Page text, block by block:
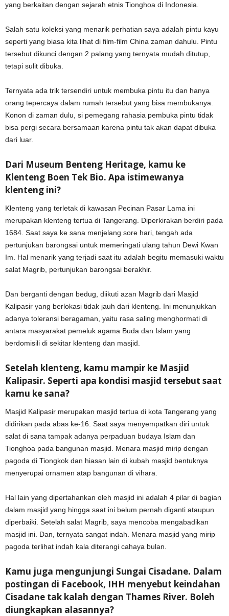
yang berkaitan dengan sejarah etnis Tionghoa di Indonesia.
Salah satu koleksi yang menarik perhatian saya adalah pintu kayu
seperti yang biasa kita lihat di film-film China zaman dahulu. Pintu
tersebut dikunci dengan 2 palang yang ternyata mudah ditutup,
tetapi sulit dibuka.
Ternyata ada trik tersendiri untuk membuka pintu itu dan hanya
orang tepercaya dalam rumah tersebut yang bisa membukanya.
Konon di zaman dulu, si pemegang rahasia pembuka pintu tidak
bisa pergi secara bersamaan karena pintu tak akan dapat dibuka
dari luar.
Dari Museum Benteng Heritage, kamu ke
Klenteng Boen Tek Bio. Apa istimewanya
klenteng ini?
Klenteng yang terletak di kawasan Pecinan Pasar Lama ini
merupakan klenteng tertua di Tangerang. Diperkirakan berdiri pada
1684. Saat saya ke sana menjelang sore hari, tengah ada
pertunjukan barongsai untuk memeringati ulang tahun Dewi Kwan
Im. Hal menarik yang terjadi saat itu adalah begitu memasuki waktu
salat Magrib, pertunjukan barongsai berakhir.
Dan berganti dengan bedug, diikuti azan Magrib dari Masjid
Kalipasir yang berlokasi tidak jauh dari klenteng. Ini menunjukkan
adanya toleransi beragaman, yaitu rasa saling menghormati di
antara masyarakat pemeluk agama Buda dan Islam yang
berdomisili di sekitar klenteng dan masjid.
Setelah klenteng, kamu mampir ke Masjid
Kalipasir. Seperti apa kondisi masjid tersebut saat
kamu ke sana?
Masjid Kalipasir merupakan masjid tertua di kota Tangerang yang
didirikan pada abas ke-16. Saat saya menyempatkan diri untuk
salat di sana tampak adanya perpaduan budaya Islam dan
Tionghoa pada bangunan masjid. Menara masjid mirip dengan
pagoda di Tiongkok dan hiasan lain di kubah masjid bentuknya
menyerupai ornamen atap bangunan di vihara.
Hal lain yang dipertahankan oleh masjid ini adalah 4 pilar di bagian
dalam masjid yang hingga saat ini belum pernah diganti ataupun
diperbaiki. Setelah salat Magrib, saya mencoba mengabadikan
masjid ini. Dan, ternyata sangat indah. Menara masjid yang mirip
pagoda terlihat indah kala diterangi cahaya bulan.
Kamu juga mengunjungi Sungai Cisadane. Dalam
postingan di Facebook, IHH menyebut keindahan
Cisadane tak kalah dengan Thames River. Boleh
diungkapkan alasannya?